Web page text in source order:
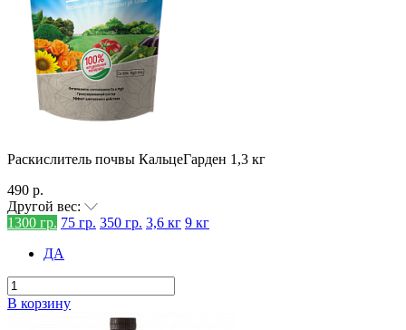
Раскислитель почвы КальцеГарден 1,3 кг
490 р.
Другой вес:
1300 гр. 75 гр. 350 гр. 3,6 кг 9 кг
ДА
В корзину